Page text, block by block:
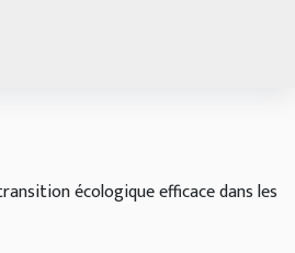
écologique efficace dans les